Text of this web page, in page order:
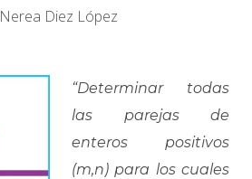
Nerea Diez López
“Determinar todas
las parejas de
enteros positivos
(m,n) para los cuales